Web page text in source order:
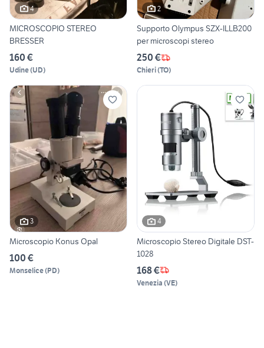
4
MICROSCOPIO STEREO
BRESSER
160 €
Udine(UD)
2
Supporto Olympus SZX-ILLB200
per microscopi stereo
250 €
Chieri(TO)
3
Microscopio Konus Opal
100 €
Monselice(PD)
4
Microscopio Stereo Digitale DST-
1028
168 €
Venezia (VE)